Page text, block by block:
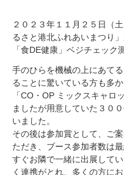
２０２３年１１月２５日（
るさと港北ふれあいまつり
「食DE健康」ベジチェック
手のひらを機械の上にあて
ることに驚いている方も多
「CO・OP ミックスキャロ
ましたが用意していた３０
いました。
その後は参加賞として、ご
ただき、ブース参加者数は
すぐお隣で一緒に出展して
く連携がとれ、多くの方に